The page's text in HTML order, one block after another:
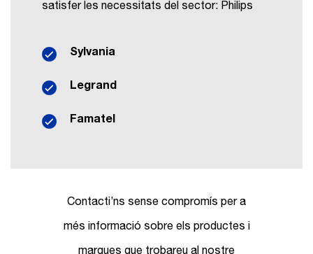
satisfer les necessitats del sector: Philips
Sylvania
Legrand
Famatel
Contacti’ns sense compromís per a
més informació sobre els productes i
marques que trobareu al nostre